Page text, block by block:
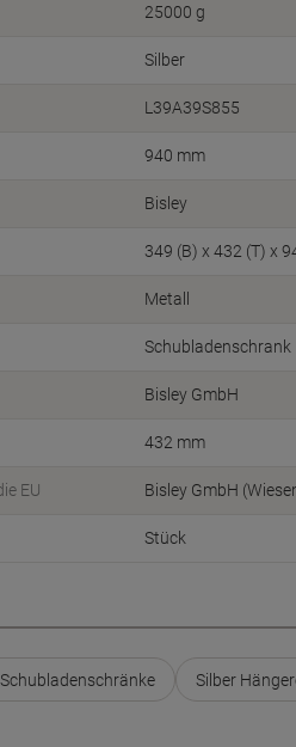
25000 g
Silber
L39A39S855
940 mm
Bisley
349 (B) x 432 (T) x
Metall
Schubladenschrank
Bisley GmbH
432 mm
EU Bisley GmbH
Stück
Silber